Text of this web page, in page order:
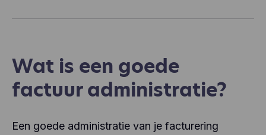
Wat is een goede
factuur administratie?
Een goede administratie van je facturering